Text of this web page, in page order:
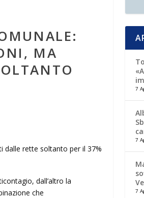
MA
dall’altro la
che
7
7
7